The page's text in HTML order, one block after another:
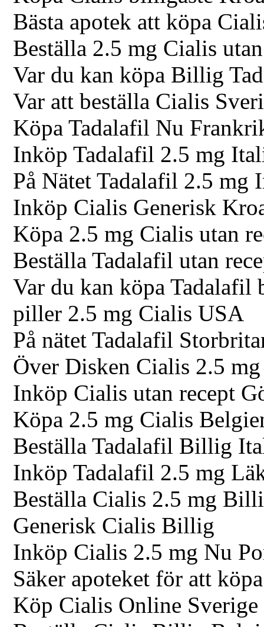
Bästa apotek att köpa
Beställa 2.5 mg Cialis
Var du kan köpa Billig
Var att beställa Cialis
Köpa Tadalafil Nu
Inköp Tadalafil 2.5 mg
På Nätet Tadalafil 2.5 mg
Inköp Cialis Generisk
Köpa 2.5 mg Cialis utan
Beställa Tadalafil utan
Var du kan köpa Tadalafil
piller 2.5 mg Cialis USA
På nätet Tadalafil
Över Disken Cialis 2.5
Inköp Cialis utan recept
Köpa 2.5 mg Cialis
Beställa Tadalafil Billig
Inköp Tadalafil 2.5 mg
Beställa Cialis 2.5 mg
Generisk Cialis Billig
Inköp Cialis 2.5 mg Nu
Säker apoteket för att
Köp Cialis Online Sverige